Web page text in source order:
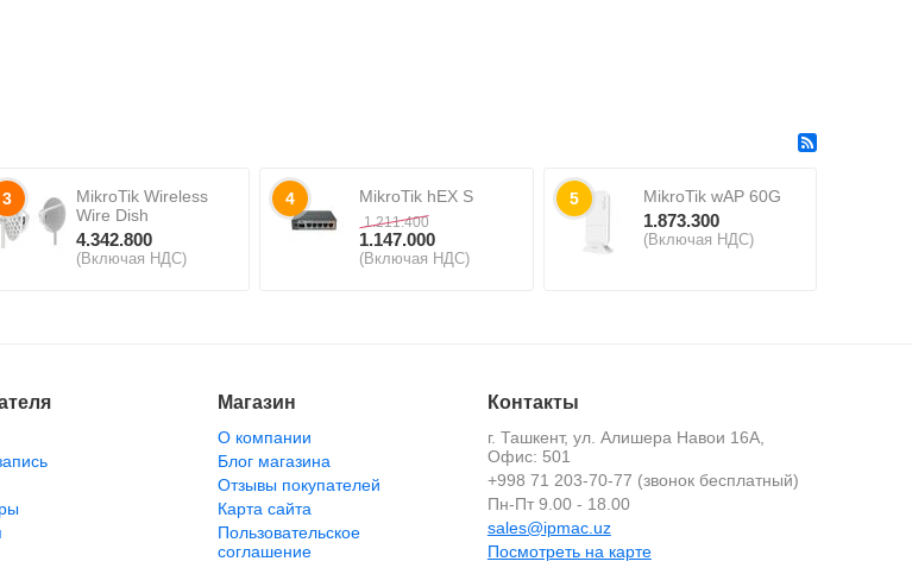
3
MikroTik Wireless
Wire Dish
4.342.800
(Включая НДС)
4 MikroTik hEX S
1.211.400
1.147.000
(Включая НДС)
5 MikroTik wAP 60G
1.873.300
(Включая НДС)
Магазин
О компании
Блог магазина
Отзывы покупателей
Карта сайта
Пользовательское
соглашение
Контакты
г. Ташкент, ул. Алишера Навои 16А,
Офис: 501
+998 71 203-70-77 (звонок бесплатный)
Пн-Пт 9.00 - 18.00
sales@ipmac.uz
Посмотреть на карте